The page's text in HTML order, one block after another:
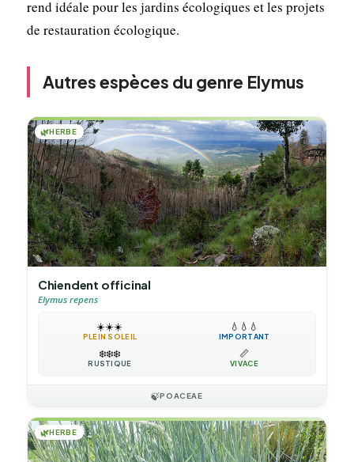
rend idéale pour les jardins écologiques et les projets
de restauration écologique.
Autres espèces du genre Elymus
🌿HERBE
Chiendent officinal
Elymus repens
☀️☀️☀️
PLEIN SOLEIL
💧 💧 💧
IMPORTANT
❄️❄️❄️
RUSTIQUE
📏
VIVACE
🍃POACEAE
🌿HERBE